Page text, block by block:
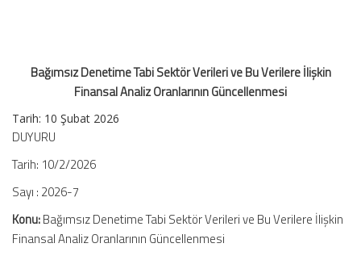
Bağımsız Denetime Tabi Sektör Verileri ve Bu Verilere İlişkin
Finansal Analiz Oranlarının Güncellenmesi
Tarih: 10 Şubat 2026
DUYURU
Tarih: 10/2/2026
Sayı : 2026-7
Konu:Bağımsız Denetime Tabi Sektör Verileri ve Bu Verilere İlişkin
Finansal Analiz Oranlarının Güncellenmesi